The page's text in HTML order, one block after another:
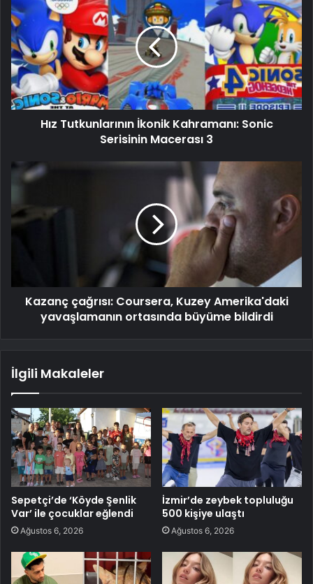
Hız Tutkunlarının İkonik Kahramanı: Sonic
Serisinin Macerası 3
Kazanç çağrısı: Coursera, Kuzey Amerika'daki
yavaşlamanın ortasında büyüme bildirdi
İlgili Makaleler
Sepetçi’de ‘Köyde Şenlik
Var’ ile çocuklar eğlendi
Ağustos 6, 2026
İzmir’de zeybek topluluğu
500 kişiye ulaştı
Ağustos 6, 2026